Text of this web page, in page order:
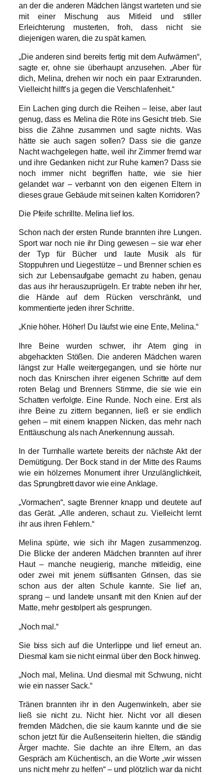
an der die anderen Mädchen längst warteten und sie
mit einer Mischung aus Mitleid und stiller
Erleichterung musterten, froh, dass nicht sie
diejenigen waren, die zu spät kamen.
„Die anderen sind bereits fertig mit dem Aufwärmen“,
sagte er, ohne sie überhaupt anzusehen. „Aber für
dich, Melina, drehen wir noch ein paar Extrarunden.
Vielleicht hilft’s ja gegen die Verschlafenheit.“
Ein Lachen ging durch die Reihen – leise, aber laut
genug, dass es Melina die Röte ins Gesicht trieb. Sie
biss die Zähne zusammen und sagte nichts. Was
hätte sie auch sagen sollen? Dass sie die ganze
Nacht wachgelegen hatte, weil ihr Zimmer fremd war
und ihre Gedanken nicht zur Ruhe kamen? Dass sie
noch immer nicht begriffen hatte, wie sie hier
gelandet war – verbannt von den eigenen Eltern in
dieses graue Gebäude mit seinen kalten Korridoren?
Die Pfeife schrillte. Melina lief los.
Schon nach der ersten Runde brannten ihre Lungen.
Sport war noch nie ihr Ding gewesen – sie war eher
der Typ für Bücher und laute Musik als für
Stoppuhren und Liegestütze – und Brenner schien es
sich zur Lebensaufgabe gemacht zu haben, genau
das aus ihr herauszuprügeln. Er trabte neben ihr her,
die Hände auf dem Rücken verschränkt, und
kommentierte jeden ihrer Schritte.
„Knie höher. Höher! Du läufst wie eine Ente, Melina.“
Ihre Beine wurden schwer, ihr Atem ging in
abgehackten Stößen. Die anderen Mädchen waren
längst zur Halle weitergegangen, und sie hörte nur
noch das Knirschen ihrer eigenen Schritte auf dem
roten Belag und Brenners Stimme, die sie wie ein
Schatten verfolgte. Eine Runde. Noch eine. Erst als
ihre Beine zu zittern begannen, ließ er sie endlich
gehen – mit einem knappen Nicken, das mehr nach
Enttäuschung als nach Anerkennung aussah.
In der Turnhalle wartete bereits der nächste Akt der
Demütigung. Der Bock stand in der Mitte des Raums
wie ein hölzernes Monument ihrer Unzulänglichkeit,
das Sprungbrett davor wie eine Anklage.
„Vormachen“, sagte Brenner knapp und deutete auf
das Gerät. „Alle anderen, schaut zu. Vielleicht lernt
ihr aus ihren Fehlern.“
Melina spürte, wie sich ihr Magen zusammenzog.
Die Blicke der anderen Mädchen brannten auf ihrer
Haut – manche neugierig, manche mitleidig, eine
oder zwei mit jenem süffisanten Grinsen, das sie
schon aus der alten Schule kannte. Sie lief an,
sprang – und landete unsanft mit den Knien auf der
Matte, mehr gestolpert als gesprungen.
„Noch mal.“
Sie biss sich auf die Unterlippe und lief erneut an.
Diesmal kam sie nicht einmal über den Bock hinweg.
„Noch mal, Melina. Und diesmal mit Schwung, nicht
wie ein nasser Sack.“
Tränen brannten ihr in den Augenwinkeln, aber sie
ließ sie nicht zu. Nicht hier. Nicht vor all diesen
fremden Mädchen, die sie kaum kannte und die sie
schon jetzt für die Außenseiterin hielten, die ständig
Ärger machte. Sie dachte an ihre Eltern, an das
Gespräch am Küchentisch, an die Worte „wir wissen
uns nicht mehr zu helfen“ – und plötzlich war da nicht